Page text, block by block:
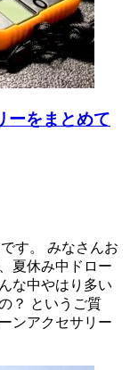
ーをまとめて
す。 みなさんお
夏休み中ドロー
な中やはり多い
？ というご質
ンアクセサリー